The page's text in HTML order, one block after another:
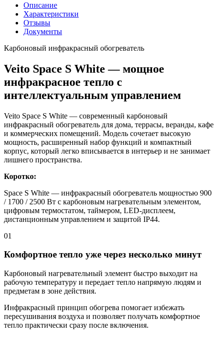
Описание
Характеристики
Отзывы
Документы
Карбоновый инфракрасный обогреватель
Veito Space S White — мощное
инфракрасное тепло с
интеллектуальным управлением
Veito Space S White — современный карбоновый
инфракрасный обогреватель для дома, террасы, веранды, кафе
и коммерческих помещений. Модель сочетает высокую
мощность, расширенный набор функций и компактный
корпус, который легко вписывается в интерьер и не занимает
лишнего пространства.
Коротко:
Space S White — инфракрасный обогреватель мощностью 900
/ 1700 / 2500 Вт с карбоновым нагревательным элементом,
цифровым термостатом, таймером, LED-дисплеем,
дистанционным управлением и защитой IP44.
01
Комфортное тепло уже через несколько минут
Карбоновый нагревательный элемент быстро выходит на
рабочую температуру и передает тепло напрямую людям и
предметам в зоне действия.
Инфракрасный принцип обогрева помогает избежать
пересушивания воздуха и позволяет получать комфортное
тепло практически сразу после включения.